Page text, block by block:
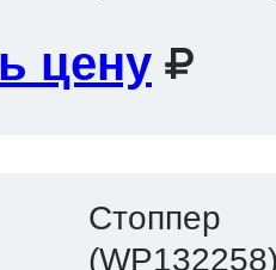
цену
Стоппер